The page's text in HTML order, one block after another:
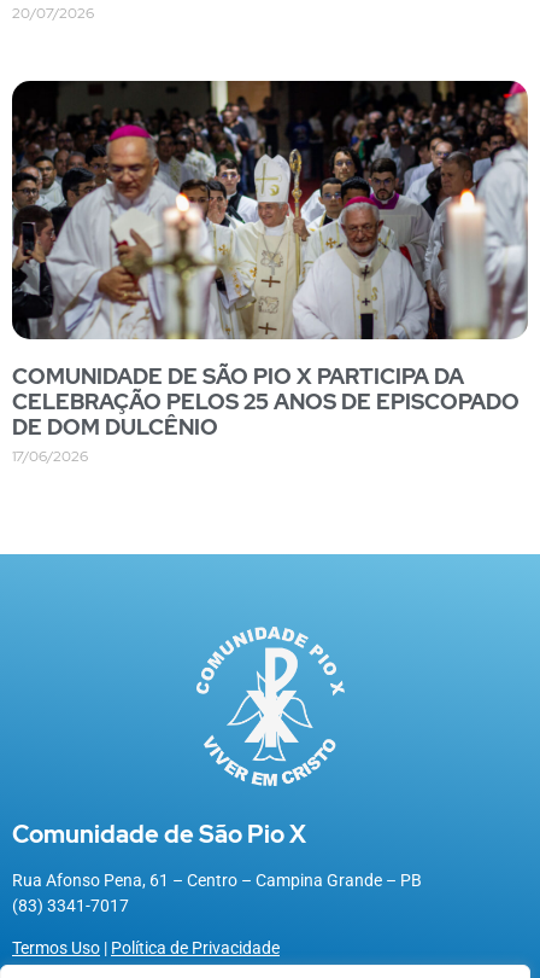
20/07/2026
COMUNIDADE DE SÃO PIO X PARTICIPA DA
CELEBRAÇÃO PELOS 25 ANOS DE EPISCOPADO
DE DOM DULCÊNIO
17/06/2026
Comunidade de São Pio X
Rua Afonso Pena, 61 – Centro – Campina Grande – PB
(83) 3341-7017
Termos Uso | Política de Privacidade